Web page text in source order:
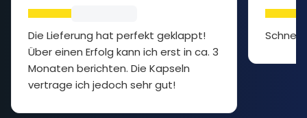
Die Lieferung hat perfekt geklappt!
Über einen Erfolg kann ich erst in ca. 3
Monaten berichten. Die Kapseln
vertrage ich jedoch sehr gut!
Schnell